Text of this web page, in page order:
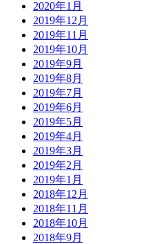
2020年1月
2019年12月
2019年11月
2019年10月
2019年9月
2019年8月
2019年7月
2019年6月
2019年5月
2019年4月
2019年3月
2019年2月
2019年1月
2018年12月
2018年11月
2018年10月
2018年9月